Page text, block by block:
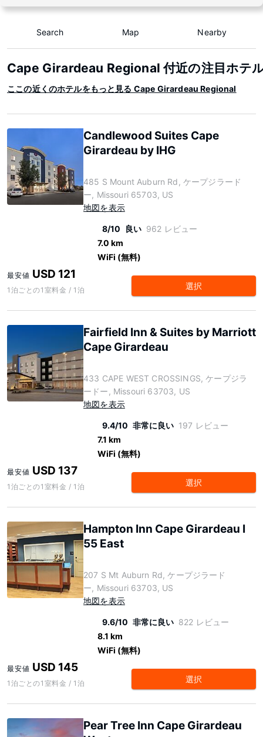
Search Map Nearby
Cape Girardeau Regional 付近の注目ホテ
ここの近くのホテルをもっと見る Cape Girardeau Regional
Candlewood Suites Cape
Girardeau by IHG
485 S Mount Auburn Rd, ケープジラード
ー, Missouri 65703, US
地図を表示
8/10 良い 962 レビュー
7.0 km
WiFi (無料)
最安値 USD 121
1泊ごとの1室料金 / 1泊 選択
Fairfield Inn & Suites by Marriott
Cape Girardeau
433 CAPE WEST CROSSINGS, ケープジラ
ードー, Missouri 63703, US
地図を表示
9.4/10 非常に良い 197 レビュー
7.1 km
WiFi (無料)
最安値 USD 137
1泊ごとの1室料金 / 1泊 選択
Hampton Inn Cape Girardeau I
55 East
207 S Mt Auburn Rd, ケープジラード
ー, Missouri 63703, US
地図を表示
9.6/10 非常に良い 822 レビュー
8.1 km
WiFi (無料)
最安値 USD 145
1泊ごとの1室料金 / 1泊 選択
Pear Tree Inn Cape Girardeau